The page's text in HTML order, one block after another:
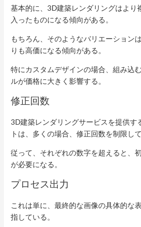
基本的に、3D建築レンダリングはより
入ったものになる傾向がある。
もちろん、そのようなバリエーション
りも高価になる傾向がある。
特にカスタムデザインの場合、組み込
ルが価格に大きく影響する。
修正回数
3D建築レンダリングサービスを提供す
トは、多くの場合、修正回数を制限して
従って、それぞれの数字を超えると、
が必要になる。
プロセス出力
これは単に、最終的な画像の具体的な
指している。